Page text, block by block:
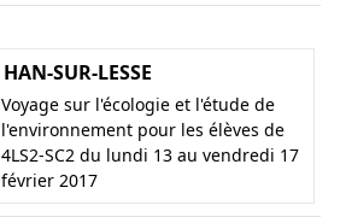
HAN-SUR-LESSE
Voyage sur l'écologie et l'étude de
l'environnement pour les élèves de
4LS2-SC2 du lundi 13 au vendredi 17
février 2017